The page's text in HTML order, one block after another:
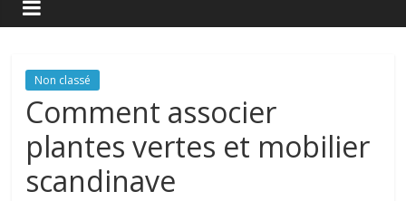
Non classé
Comment associer
plantes vertes et mobilier
scandinave